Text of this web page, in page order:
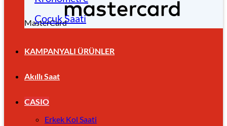
MasterCard
Çocuk Saati
KAMPANYALI ÜRÜNLER
Akıllı Saat
CASIO
Erkek Kol Saati